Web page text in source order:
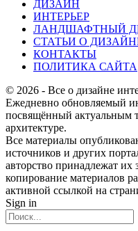
ДИЗАЙН
ИНТЕРЬЕР
ЛАНДШАФТНЫЙ
СТАТЬИ О
КОНТАКТЫ
ПОЛИТИКА САЙТА
© 2026 - Все о дизайне
Ежедневно обновляемый
посвящённый актуальным
архитектуре.
Все материалы
источников и других
авторство принадлежат
копирование материалов
активной ссылкой на
Sign in